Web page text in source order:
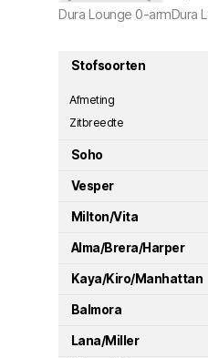
Dura Lounge 0-armDura
Stofsoorten
Afmeting
Zitbreedte
Soho
Vesper
Milton/Vita
Alma/Brera/Harper
Kaya/Kiro/Manhattan
Balmora
Lana/Miller